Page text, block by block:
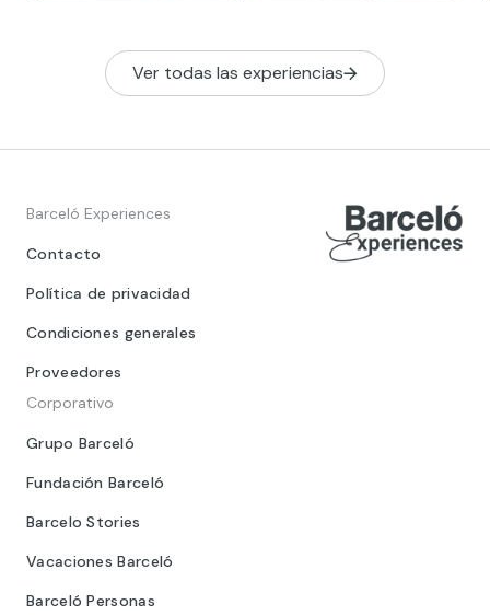
Ver todas las experiencias
Barceló Experiences
Contacto
Política de privacidad
Condiciones generales
Proveedores
Corporativo
Grupo Barceló
Fundación Barceló
Barcelo Stories
Vacaciones Barceló
Barceló Personas